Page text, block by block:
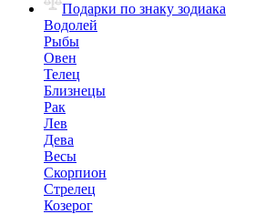
Подарки по знаку зодиака
Водолей
Рыбы
Овен
Телец
Близнецы
Рак
Лев
Дева
Весы
Скорпион
Стрелец
Козерог